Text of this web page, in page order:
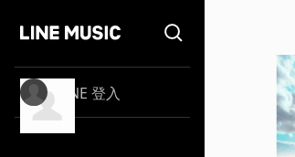
LINE 登入